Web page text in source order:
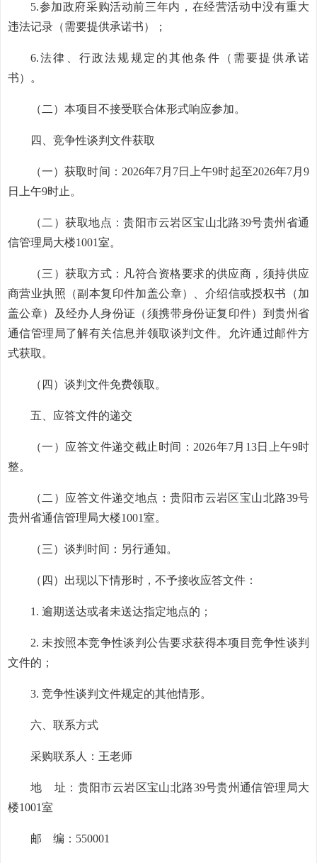
5.参加政府采购活动前三年内，在经营活动中没有重大
违法记录（需要提供承诺书）；
6.法律、行政法规规定的其他条件（需要提供承诺
书）。
（二）本项目不接受联合体形式响应参加。
四、竞争性谈判文件获取
（一）获取时间： 2026年7月7日上午9时起至2026年7月9
日上午9时止。
（二）获取地点：贵阳市云岩区宝山北路39号贵州省通
信管理局大楼1001室。
（三）获取方式：凡符合资格要求的供应商，须持供应
商营业执照（副本复印件加盖公章）、介绍信或授权书（加
盖公章）及经办人身份证（须携带身份证复印件）到贵州省
通信管理局了解有关信息并领取谈判文件。允许通过邮件方
式获取。
（四）谈判文件免费领取。
五、应答文件的递交
（一）应答文件递交截止时间： 2026年7月13日上午9时
整。
（二）应答文件递交地点：贵阳市云岩区宝山北路39号
贵州省通信管理局大楼1001室。
（三）谈判时间：另行通知。
（四）出现以下情形时，不予接收应答文件：
1. 逾期送达或者未送达指定地点的；
2. 未按照本竞争性谈判公告要求获得本项目竞争性谈判
文件的；
3. 竞争性谈判文件规定的其他情形。
六、联系方式
采购联系人：王老师
地
址：贵阳市云岩区宝山北路39号贵州通信管理局大
楼1001室
邮 编：550001